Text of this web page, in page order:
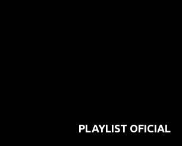
PLAYLIST OFICIAL